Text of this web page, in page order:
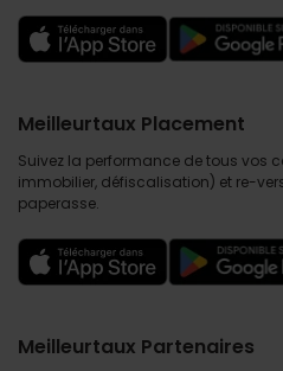
Meilleurtaux Placement
Suivez la performance de tous vos
immobilier, défiscalisation) et re-
paperasse.
Meilleurtaux Partenaires